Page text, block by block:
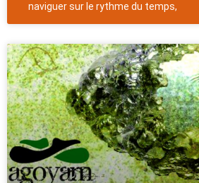
naviguer sur le rythme du temps,